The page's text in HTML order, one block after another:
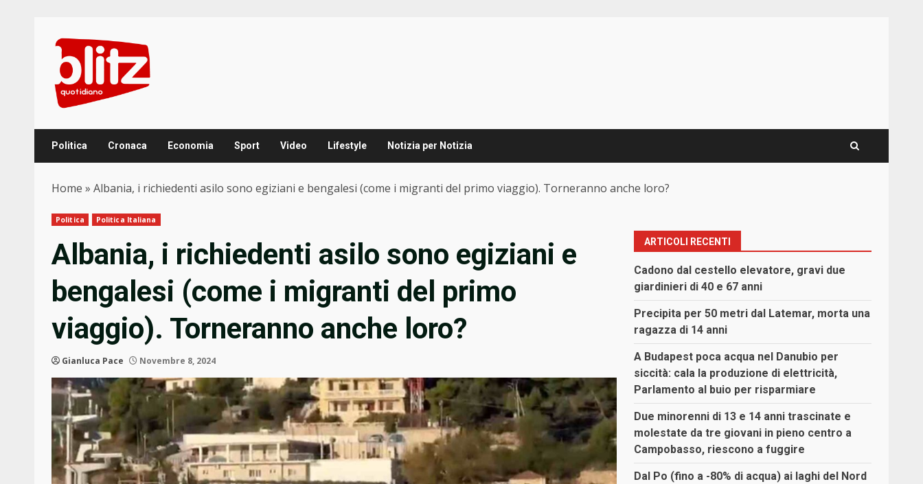
content
Politica Cronaca Economia Sport Video Lifestyle Notizia per Notizia
Home » Albania, i richiedenti asilo sono egiziani e bengalesi (come i migranti del primo viaggio). Torneranno anche loro?
Politica Politica Italiana
Albania, i richiedenti asilo sono egiziani e
bengalesi (come i migranti del primo
viaggio). Torneranno anche loro?
Gianluca Pace Novembre 8, 2024
ARTICOLI RECENTI
Cadono dal cestello elevatore, gravi due
giardinieri di 40 e 67 anni
Precipita per 50 metri dal Latemar, morta una
ragazza di 14 anni
A Budapest poca acqua nel Danubio per
siccità: cala la produzione di elettricità,
Parlamento al buio per risparmiare
Due minorenni di 13 e 14 anni trascinate e
molestate da tre giovani in pieno centro a
Campobasso, riescono a fuggire
Dal Po (fino a -80% di acqua) ai laghi del Nord